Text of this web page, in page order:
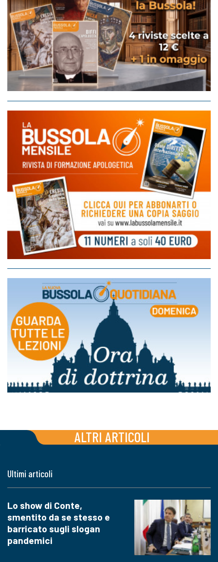
ALTRI ARTICOLI
Ultimi articoli
Lo show di Conte,
smentito da se stesso e
barricato sugli slogan
pandemici